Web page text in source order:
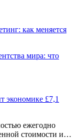
как меняется
мира: что
экономике £7,1
ежегодно
стоимости и…